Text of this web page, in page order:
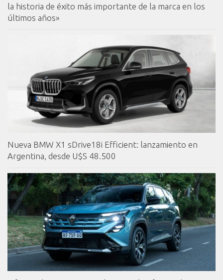
la historia de éxito más importante de la marca en los
últimos años»
Nueva BMW X1 sDrive18i Efficient: lanzamiento en
Argentina, desde U$S 48.500